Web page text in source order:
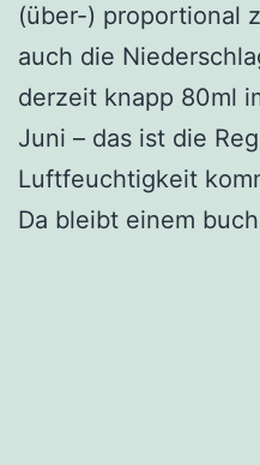
(über-) proportional
auch die
derzeit knapp 80ml
Juni – das ist die
Luftfeuchtigkeit
Da bleibt einem